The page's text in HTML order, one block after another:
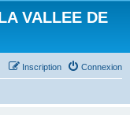
VALLEE DE
Connexion
Inscription